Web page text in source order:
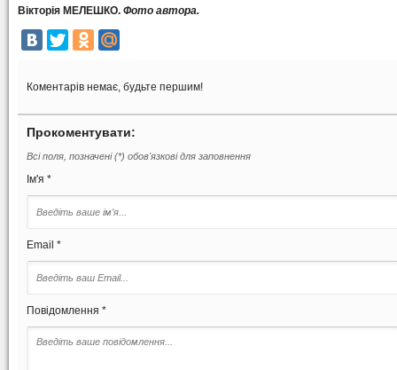
Вікторія МЕЛЕШКО. Фото автора.
Коментарів немає, будьте першим!
Прокоментувати:
Всі поля, позначені (*) обов'язкові для заповнення
Ім'я *
Email *
Повідомлення *